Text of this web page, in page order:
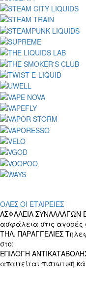
ΟΛΕΣ ΟΙ ΕΤΑΙΡΕΙΕΣ
ΑΣΦΑΛΕΙΑ ΣΥΝΑΛΛΑΓΩΝ
ασφάλεια στις αγορές
ΤΗΛ. ΠΑΡΑΓΓΕΛΙΕΣ
στο:
ΕΠΙΛΟΓΗ
απαιτείται πιστωτική